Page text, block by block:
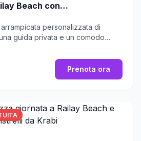
Beach con
personalizzata di
guida privata e un comodo
Prenota ora